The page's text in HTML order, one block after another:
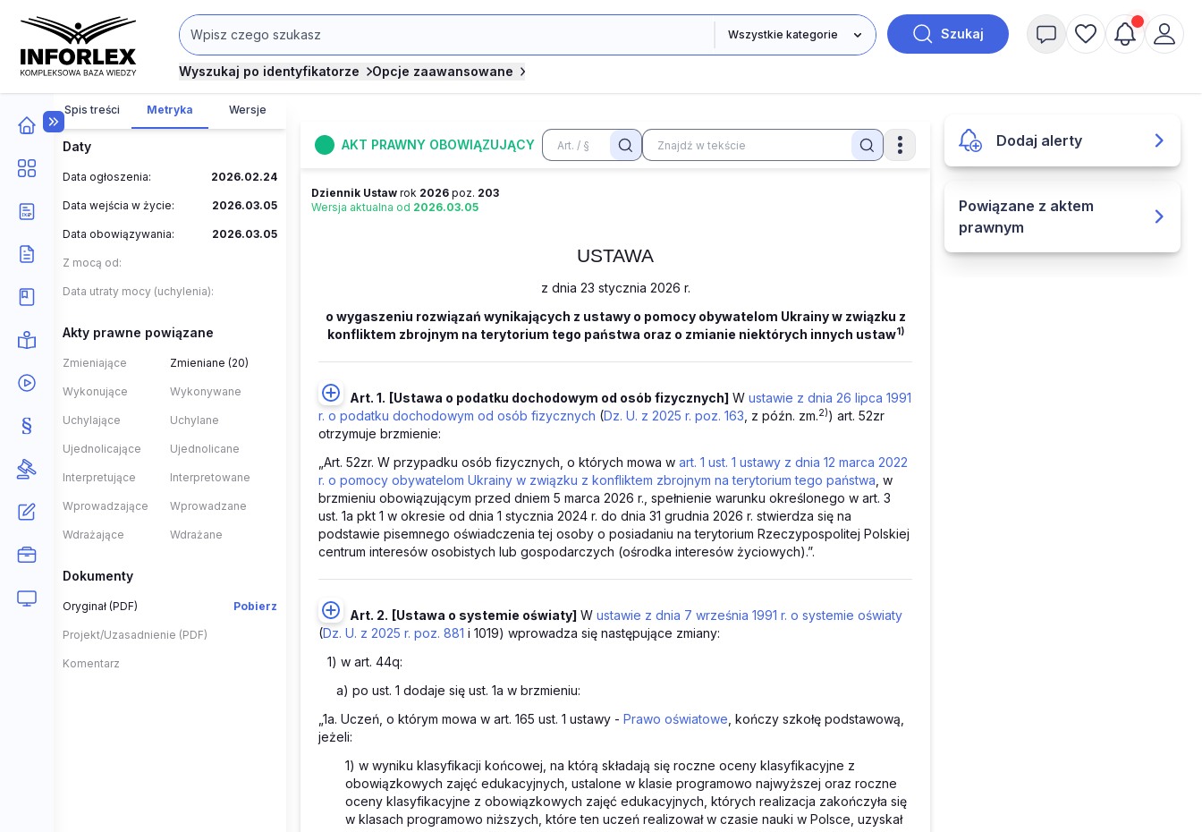
Szukaj
Wyszukaj po identyfikatorze Opcje zaawansowane
Spis treści Metryka Wersje
Daty
Data ogłoszenia: 2026.02.24
Data wejścia w życie: 2026.03.05
Data obowiązywania: 2026.03.05
Z mocą od:
Data utraty mocy (uchylenia):
Akty prawne powiązane
Zmieniające Zmieniane (20)
Wykonujące Wykonywane
Uchylające Uchylane
Ujednolicające Ujednolicane
Interpretujące Interpretowane
Wprowadzające Wprowadzane
Wdrażające Wdrażane
Dokumenty
Oryginał (PDF) Pobierz
Projekt/Uzasadnienie (PDF)
Komentarz
AKT PRAWNY OBOWIĄZUJĄCY
Dziennik Ustaw rok 2026 poz. 203
Wersja aktualna od 2026.03.05
USTAWA
z dnia 23 stycznia 2026 r.
o wygaszeniu rozwiązań wynikających z ustawy o pomocy obywatelom Ukrainy w związku z
konfliktem zbrojnym na terytorium tego państwa oraz o zmianie niektórych innych ustaw1)
Art. 1. [Ustawa o podatku dochodowym od osób fizycznych] W ustawie z dnia 26 lipca 1991
r. o podatku dochodowym od osób fizycznych (Dz. U. z 2025 r. poz. 163 , z późn. zm.2)) art. 52zr
otrzymuje brzmienie:
„Art. 52zr. W przypadku osób fizycznych, o których mowa w art. 1 ust. 1 ustawy z dnia 12 marca 2022
r. o pomocy obywatelom Ukrainy w związku z konfliktem zbrojnym na terytorium tego państwa , w
brzmieniu obowiązującym przed dniem 5 marca 2026 r., spełnienie warunku określonego w art. 3
ust. 1a pkt 1 w okresie od dnia 1 stycznia 2024 r. do dnia 31 grudnia 2026 r. stwierdza się na
podstawie pisemnego oświadczenia tej osoby o posiadaniu na terytorium Rzeczypospolitej Polskiej
centrum interesów osobistych lub gospodarczych (ośrodka interesów życiowych).”.
Art. 2. [Ustawa o systemie oświaty] W ustawie z dnia 7 września 1991 r. o systemie oświaty
(Dz. U. z 2025 r. poz. 881 i 1019) wprowadza się następujące zmiany:
1) w art. 44q:
a) po ust. 1 dodaje się ust. 1a w brzmieniu:
„1a. Uczeń, o którym mowa w art. 165 ust. 1 ustawy - Prawo oświatowe , kończy szkołę podstawową,
jeżeli:
1) w wyniku klasyfikacji końcowej, na którą składają się roczne oceny klasyfikacyjne z
obowiązkowych zajęć edukacyjnych, ustalone w klasie programowo najwyższej oraz roczne
oceny klasyfikacyjne z obowiązkowych zajęć edukacyjnych, których realizacja zakończyła się
w klasach programowo niższych, które ten uczeń realizował w czasie nauki w Polsce, uzyskał
Dodaj alerty
Powiązane z aktem
prawnym